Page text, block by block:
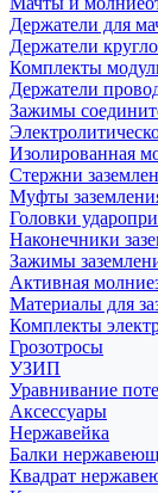
Держатели для
Держатели
Комплекты
Держатели
Зажимы
Изолированная
Стержни
Муфты
Головки
Наконечники
Зажимы
Активная
Материалы для
Комплекты
Грозотросы
УЗИП
Уравнивание
Аксессуары
Нержавейка
Балки
Квадрат